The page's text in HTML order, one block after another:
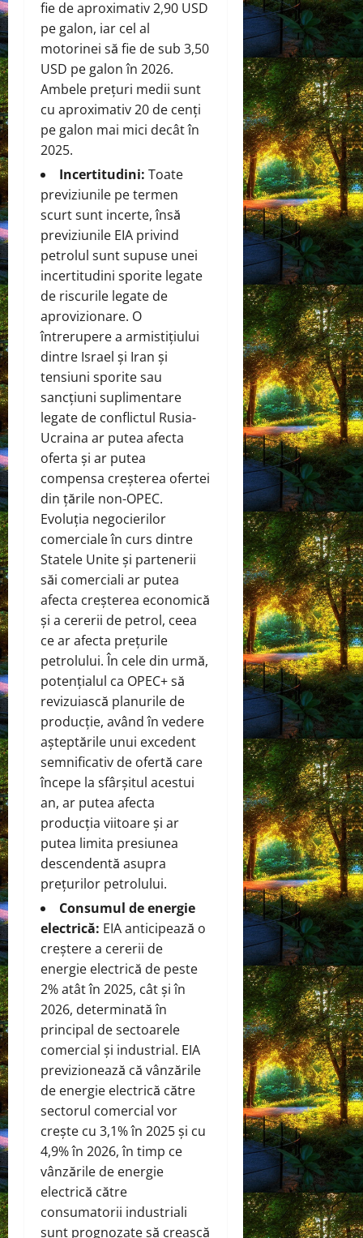
fie de aproximativ 2,90 USD
pe galon, iar cel al
motorinei să fie de sub 3,50
USD pe galon în 2026.
Ambele prețuri medii sunt
cu aproximativ 20 de cenți
pe galon mai mici decât în
2025.
Incertitudini: Toate
previziunile pe termen
scurt sunt incerte, însă
previziunile EIA privind
petrolul sunt supuse unei
incertitudini sporite legate
de riscurile legate de
aprovizionare. O
întrerupere a armistițiului
dintre Israel și Iran și
tensiuni sporite sau
sancțiuni suplimentare
legate de conflictul Rusia-
Ucraina ar putea afecta
oferta și ar putea
compensa creșterea ofertei
din țările non-OPEC.
Evoluția negocierilor
comerciale în curs dintre
Statele Unite și partenerii
săi comerciali ar putea
afecta creșterea economică
și a cererii de petrol, ceea
ce ar afecta prețurile
petrolului. În cele din urmă,
potențialul ca OPEC+ să
revizuiască planurile de
producție, având în vedere
așteptările unui excedent
semnificativ de ofertă care
începe la sfârșitul acestui
an, ar putea afecta
producția viitoare și ar
putea limita presiunea
descendentă asupra
prețurilor petrolului.
Consumul de energie
electrică: EIA anticipează o
creștere a cererii de
energie electrică de peste
2% atât în 2025, cât și în
2026, determinată în
principal de sectoarele
comercial și industrial. EIA
previzionează că vânzările
de energie electrică către
sectorul comercial vor
crește cu 3,1% în 2025 și cu
4,9% în 2026, în timp ce
vânzările de energie
electrică către
consumatorii industriali
sunt prognozate să crească